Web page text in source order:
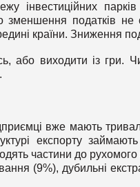
інвестиційних
зменшення податків
країни. Зниження
або виходити із гри.
вже мають
експорту
частини до
(9%), дубильні